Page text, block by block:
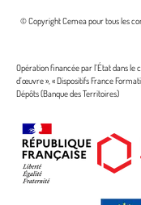
© Copyright Cemea pour tous les
Opération financée par l’État dans le
d’œuvre », « Dispositifs France
Dépôts (Banque des Territoires)